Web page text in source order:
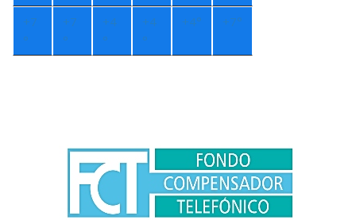
+7
°
+7
°
+4
°
+4
°
+4° +7°